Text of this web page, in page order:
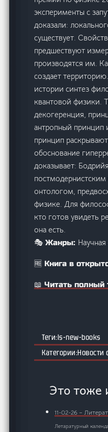
эксперименты с
доказали:
существует.
предшествуют
производятся им.
создает
истории синтез
квантовой физики.
декогеренция,
антропный принцип
принцип
обоснование
доказывает:
онтологом,
физике. Для
кто готов увидеть
она есть.
🎭 Жанры:
🆓 Книга в
📖 Читать полный
ls-new-books
Новости
Это тоже
11-02-26 –
Летаратурный